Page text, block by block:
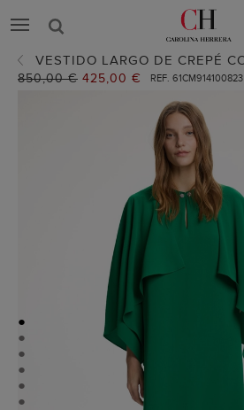
VESTIDO LARGO DE CREPÉ
Precio
850,00 € Precio
425,00 € REF. 61CM914100823
●
●
●
●
●
●